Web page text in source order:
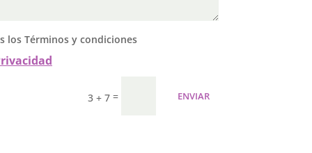
los Términos y condiciones
3 + 7= ENVIAR